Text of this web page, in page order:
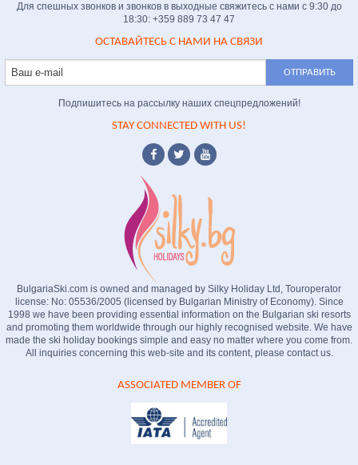
Для спешных звонков и звонков в выходные свяжитесь с нами с 9:30 до
18:30: +359 889 73 47 47
ОСТАВАЙТЕСЬ С НАМИ НА СВЯЗИ
Подпишитесь на рассылку наших спецпредложений!
STAY CONNECTED WITH US!
BulgariaSki.com is owned and managed by Silky Holiday Ltd, Touroperator
license: No: 05536/2005 (licensed by Bulgarian Ministry of Economy). Since
1998 we have been providing essential information on the Bulgarian ski resorts
and promoting them worldwide through our highly recognised website. We have
made the ski holiday bookings simple and easy no matter where you come from.
All inquiries concerning this web-site and its content, please contact us.
ASSOCIATED MEMBER OF